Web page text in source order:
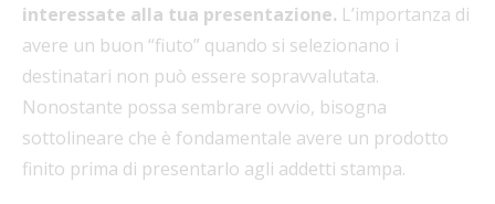
interessate alla tua presentazione. L’importanza di
avere un buon “fiuto” quando si selezionano i
destinatari non può essere sopravvalutata.
Nonostante possa sembrare ovvio, bisogna
sottolineare che è fondamentale avere un prodotto
finito prima di presentarlo agli addetti stampa.